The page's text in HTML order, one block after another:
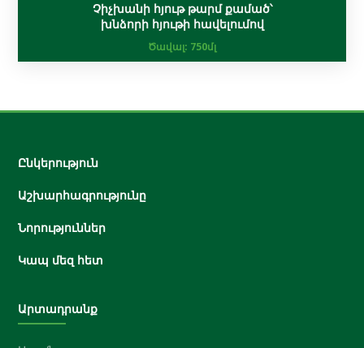
Չիչխանի հյութ թարմ քամած՝
խնձորի հյութի հավելումով
Ծավալ: 750մլ
Ընկերություն
Աշխարհագրությունը
Նորություններ
Կապ մեզ հետ
Արտադրանք